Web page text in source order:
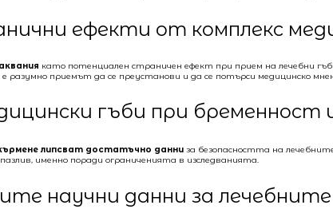
ефекти от комплекс
като потенциален страничен ефект при прием на лечебни
приемът да се преустанови и да се потърси медицинско
гъби при бременност
липсват достатъчно данни за безопасността на
именно поради ограниченията в изследванията.
научни данни за